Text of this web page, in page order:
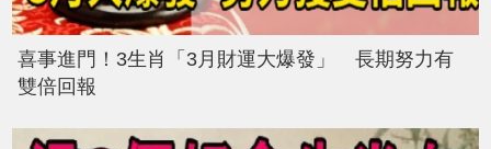
喜事進門！3生肖「3月財運大爆發」 長期努力有
雙倍回報